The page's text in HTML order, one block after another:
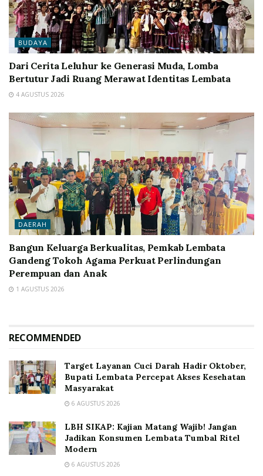
BUDAYA
Dari Cerita Leluhur ke Generasi Muda, Lomba
Bertutur Jadi Ruang Merawat Identitas Lembata
4 AGUSTUS 2026
DAERAH
Bangun Keluarga Berkualitas, Pemkab Lembata
Gandeng Tokoh Agama Perkuat Perlindungan
Perempuan dan Anak
1 AGUSTUS 2026
RECOMMENDED
Target Layanan Cuci Darah Hadir Oktober,
Bupati Lembata Percepat Akses Kesehatan
Masyarakat
6 AGUSTUS 2026
LBH SIKAP: Kajian Matang Wajib! Jangan
Jadikan Konsumen Lembata Tumbal Ritel
Modern
6 AGUSTUS 2026